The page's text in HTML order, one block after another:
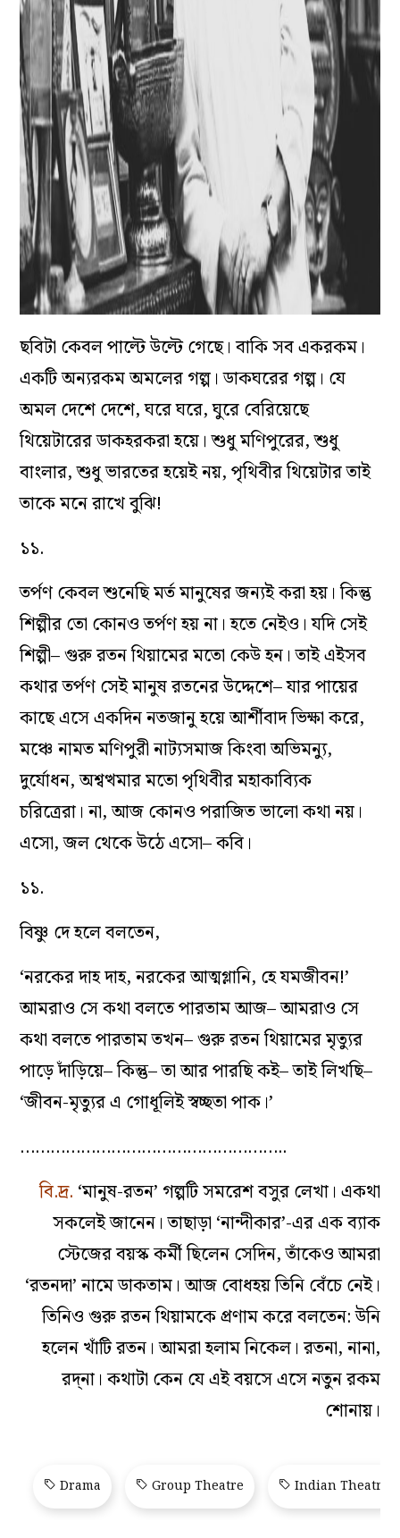
ছবিটা কেবল পাল্টে উল্টে গেছে। বাকি সব একরকম।
একটি অন‌্যরকম অমলের গল্প। ডাকঘরের গল্প। যে
অমল দেশে দেশে, ঘরে ঘরে, ঘুরে বেরিয়েছে
থিয়েটারের ডাকহরকরা হয়ে। শুধু মণিপুরের, শুধু
বাংলার, শুধু ভারতের হয়েই নয়, পৃথিবীর থিয়েটার তাই
তাকে মনে রাখে বুঝি!
১১.
তর্পণ কেবল শুনেছি মর্ত মানুষের জন‌্যই করা হয়। কিন্তু
শিল্পীর তো কোনও তর্পণ হয় না। হতে নেইও। যদি সেই
শিল্পী– গুরু রতন থিয়ামের মতো কেউ হন। তাই এইসব
কথার তর্পণ সেই মানুষ রতনের উদ্দেশে– যার পায়ের
কাছে এসে একদিন নতজানু হয়ে আর্শীবাদ ভিক্ষা করে,
মঞ্চে নামত মণিপুরী নাট‌্যসমাজ কিংবা অভিমন্যু,
দুর্যোধন, অশ্বত্থমার মতো পৃথিবীর মহাকাব্যিক
চরিত্রেরা। না, আজ কোনও পরাজিত ভালো কথা নয়।
এসো, জল থেকে উঠে এসো– কবি।
১১.
বিষ্ণু দে হলে বলতেন,
‘নরকের দাহ দাহ, নরকের আত্মগ্লানি, হে যমজীবন!’
আমরাও সে কথা বলতে পারতাম আজ– আমরাও সে
কথা বলতে পারতাম তখন– গুরু রতন থিয়ামের মৃত্যুর
পাড়ে দাঁড়িয়ে– কিন্তু– তা আর পারছি কই– তাই লিখছি–
‘জীবন-মৃত্যুর এ গোধূলিই স্বচ্ছতা পাক।’
……………………………………………..
বি.দ্র. ‘মানুষ-রতন’ গল্পটি সমরেশ বসুর লেখা। একথা
সকলেই জানেন। তাছাড়া ‘নান্দীকার’-এর এক ব‌্যাক
স্টেজের বয়স্ক কর্মী ছিলেন সেদিন, তাঁকেও আমরা
‘রতনদা’ নামে ডাকতাম। আজ বোধহয় তিনি বেঁচে নেই।
তিনিও গুরু রতন থিয়ামকে প্রণাম করে বলতেন: উনি
হলেন খাঁটি রতন। আমরা হলাম নিকেল। রতনা, নানা,
রদ্‌না। কথাটা কেন যে এই বয়সে এসে নতুন রকম
শোনায়।
Drama Group Theatre Indian Theatre